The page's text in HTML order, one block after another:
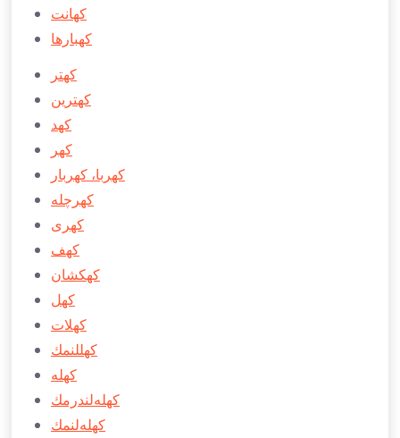
كهانت
كهبارها
كهتر
كهترين
كهد
كهر
كهربا، كهربار
كهرچله
كهری
كهف
كهكشان
كهل
كهلات
كهللنمك
كهله
كهله‌لندرمك
كهله‌لنمك